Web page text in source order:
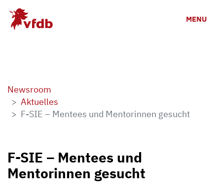
Zum Hauptinhalt
MENU
Newsroom
Aktuelles
F-SIE – Mentees und Mentorinnen gesucht
F-SIE – Mentees und
Mentorinnen gesucht